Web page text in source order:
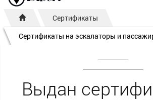
Сертификаты
Сертификаты на эскалаторы и
Выдан